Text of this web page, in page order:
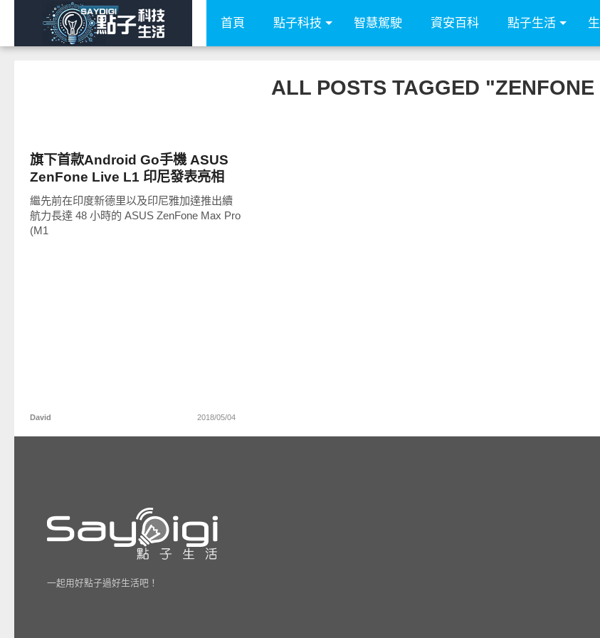
首頁 點子科技 智慧駕駛 資安百科 點子生活
ALL POSTS TAGGED
旗下首款Android Go手機 ASUS
ZenFone Live L1 印尼發表亮相
繼先前在印度新德里以及印尼雅加達推出續
航力長達 48 小時的 ASUS ZenFone Max Pro
(M1
David 2018/05/04
一起用好點子過好生活吧！